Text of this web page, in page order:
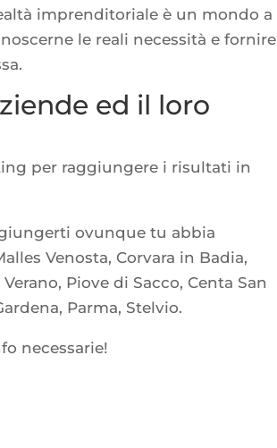
imprenditoriale è un mondo a
le reali necessità e fornire
ed il loro
per raggiungere i risultati in
ovunque tu abbia
Venosta, Corvara in Badia,
Piove di Sacco, Centa San
Parma, Stelvio.
necessarie!